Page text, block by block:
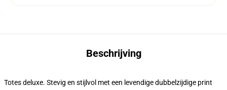
Beschrijving
Totes deluxe. Stevig en stijlvol met een levendige dubbelzijdige print